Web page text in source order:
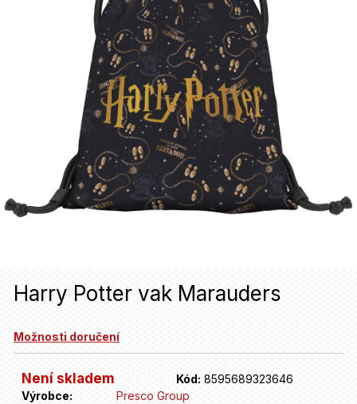
Harry Potter vak Marauders
Možnosti doručení
Není skladem Kód: 8595689323646
Výrobce:
Presco Group
e
n
j